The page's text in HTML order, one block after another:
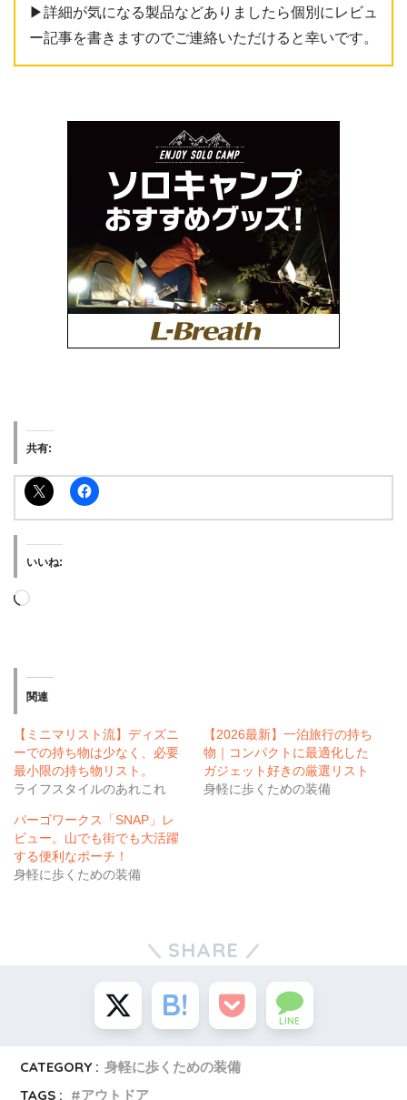
▶︎詳細が気になる製品などありましたら個別にレビュ
ー記事を書きますのでご連絡いただけると幸いです。
共有:
いいね:
関連
【ミニマリスト流】ディズニ
ーでの持ち物は少なく、必要
最小限の持ち物リスト。
ライフスタイルのあれこれ
【2026最新】一泊旅行の持ち
物｜コンパクトに最適化した
ガジェット好きの厳選リスト
身軽に歩くための装備
パーゴワークス「SNAP」レ
ビュー。山でも街でも大活躍
する便利なポーチ！
身軽に歩くための装備
SHARE
LINE
CATEGORY : 身軽に歩くための装備
TAGS :
アウトドア